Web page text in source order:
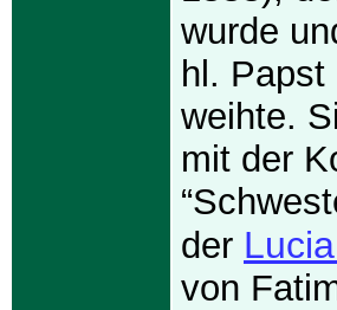
wurde
hl.
weihte.
mit der
der
von